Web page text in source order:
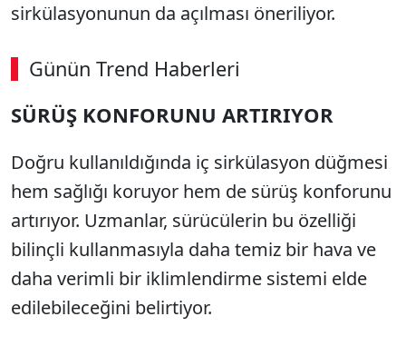
sirkülasyonunun da açılması öneriliyor.
Günün Trend Haberleri
SÜRÜŞ KONFORUNU ARTIRIYOR
Doğru kullanıldığında iç sirkülasyon düğmesi
hem sağlığı koruyor hem de sürüş konforunu
artırıyor. Uzmanlar, sürücülerin bu özelliği
bilinçli kullanmasıyla daha temiz bir hava ve
daha verimli bir iklimlendirme sistemi elde
edilebileceğini belirtiyor.